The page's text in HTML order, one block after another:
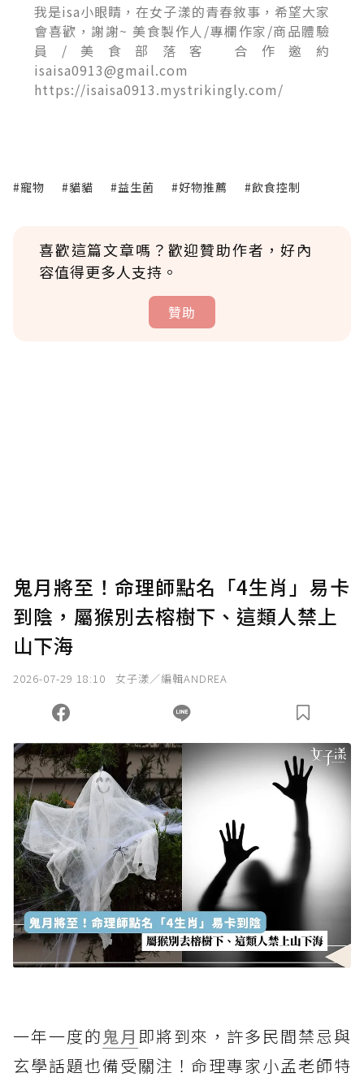
我是isa小眼睛，在女子漾的青春敘事，希望大家
會喜歡，謝謝~ 美食製作人/專欄作家/商品體驗
員/美食部落客 合作邀約
isaisa0913@gmail.com
https://isaisa0913.mystrikingly.com/
#寵物 #貓貓 #益生菌 #好物推薦 #飲食控制
喜歡這篇文章嗎？歡迎贊助作者，好內
容值得更多人支持。
贊助
確認送出
您當前剩餘 U 利點數：0點；前往 購買點數
鬼月將至！命理師點名「4生肖」易卡
到陰，屬猴別去榕樹下、這類人禁上
山下海
2026-07-29 18:10 女子漾／編輯ANDREA
一年一度的鬼月 即將到來，許多民間禁忌與
玄學話題也備受關注！命理專家小孟老師特